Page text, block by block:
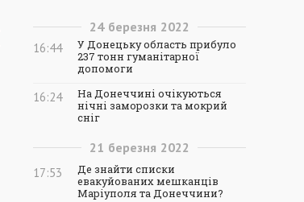
24 березня 2022
16:44
У Донецьку область прибуло
237 тонн гуманітарної
допомоги
16:24
На Донеччині очікуються
нічні заморозки та мокрий
сніг
21 березня 2022
17:53
Де знайти списки
евакуйованих мешканців
Маріуполя та Донеччини?